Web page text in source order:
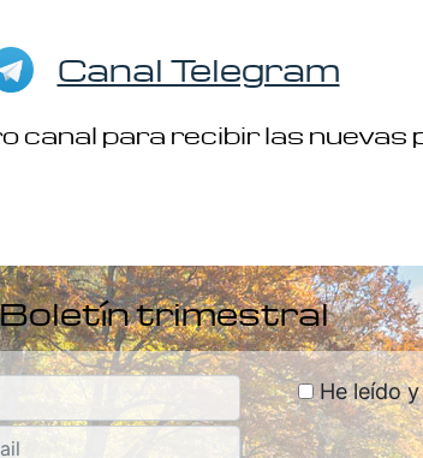
Canal Telegram
canal para recibir las nuevas
trimestral
He leído